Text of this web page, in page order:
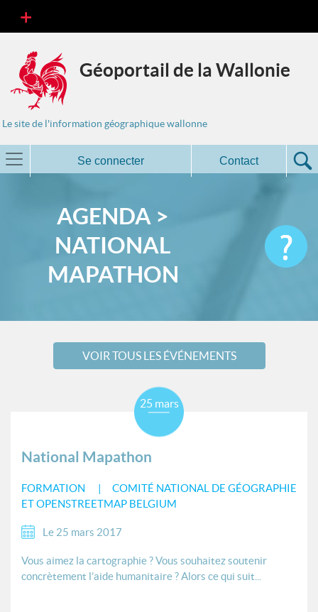
Géoportail de la Wallonie
Le site de l'information géographique wallonne
Se connecter Contact
AGENDA >
NATIONAL
MAPATHON
VOIR TOUS LES ÉVÉNEMENTS
National Mapathon
FORMATION
COMITÉ NATIONAL DE GÉOGRAPHIE
ET OPENSTREETMAP BELGIUM
25 mars
Le 25 mars 2017
Vous aimez la cartographie ? Vous souhaitez soutenir
concrètement l’aide humanitaire ? Alors ce qui suit...